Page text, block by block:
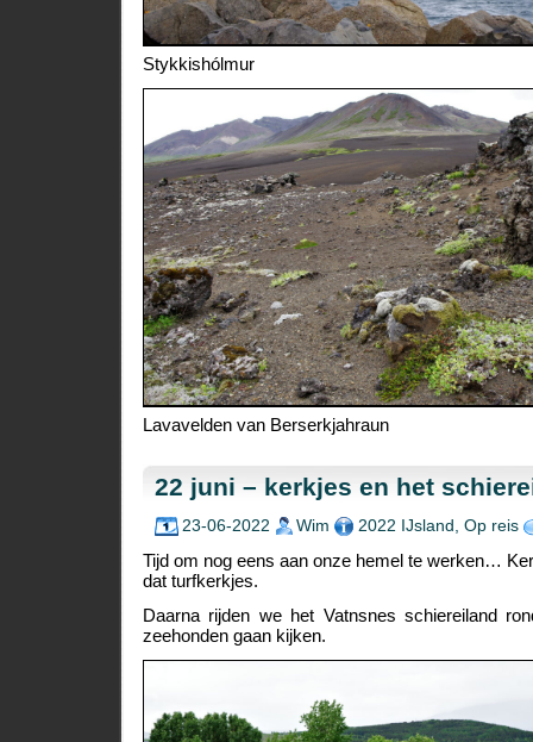
Stykkishólmur
Lavavelden van Berserkjahraun
22 juni – kerkjes en het
23-06-2022 Wim 2022 IJsland , Op reis
Tijd om nog eens aan onze hemel te werken…
dat turfkerkjes.
Daarna rijden we het Vatnsnes schiereiland
zeehonden gaan kijken.